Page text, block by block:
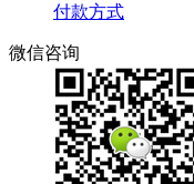
付款方式
微信咨询